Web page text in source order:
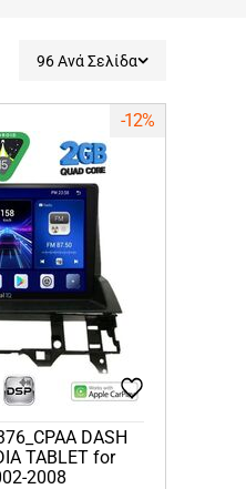
96 Ανά Σελίδα
-12%
DASH
TABLET for
2008